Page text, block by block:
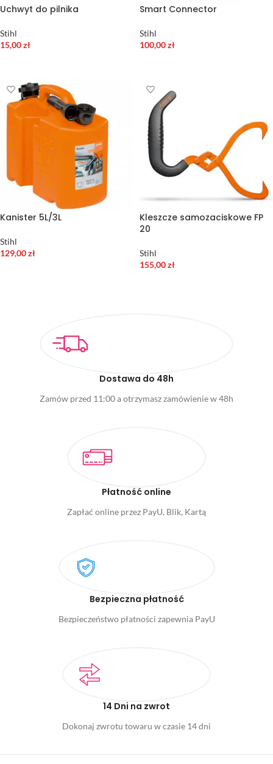
Uchwyt do pilnika
Stihl
15,00zł
Smart Connector
Stihl
100,00zł
Kanister 5L/3L
Stihl
129,00zł
Kleszcze samozaciskowe FP
20
Stihl
155,00zł
Dostawa do 48h
Zamów przed 11:00 a otrzymasz zamówienie w 48h
Płatność online
Zapłać online przez PayU, Blik, Kartą
Bezpieczna płatność
Bezpieczeństwo płatności zapewnia PayU
14 Dni na zwrot
Dokonaj zwrotu towaru w czasie 14 dni